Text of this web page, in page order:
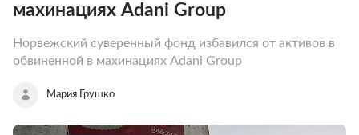
махинациях Adani Group
Норвежский суверенный фонд избавился от активов в
обвиненной в махинациях Adani Group
Мария Грушко